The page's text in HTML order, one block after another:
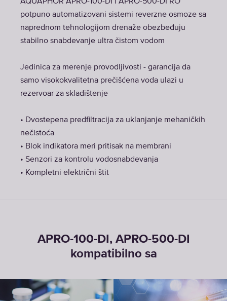
potpuno automatizovani sistemi reverzne osmoze sa
naprednom tehnologijom drenaže obezbeđuju
stabilno snabdevanje ultra čistom vodom
Jedinica za merenje provodljivosti - garancija da
samo visokokvalitetna prečišćena voda ulazi u
rezervoar za skladištenje
• Dvostepena predfiltracija za uklanjanje mehaničkih
nečistoća
• Blok indikatora meri pritisak na membrani
• Senzori za kontrolu vodosnabdevanja
• Kompletni električni štit
APRO-100-DI, APRO-500-DI
kompatibilno sa